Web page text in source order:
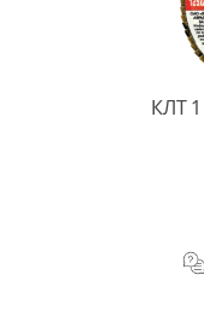
КЛТ